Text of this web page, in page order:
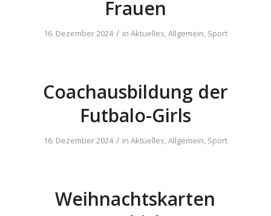
Frauen
16. Dezember 2024 / in Aktuelles,Allgemein, Sport
Coachausbildung der
Futbalo-Girls
16. Dezember 2024 / in Aktuelles,Allgemein, Sport
Weihnachtskarten